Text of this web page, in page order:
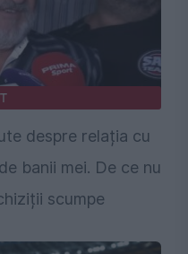
despre relația cu
banii mei. De ce nu
scumpe